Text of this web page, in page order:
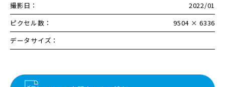
撮影日：
2022/01
ピクセル数：
9504 × 6336
データサイズ：